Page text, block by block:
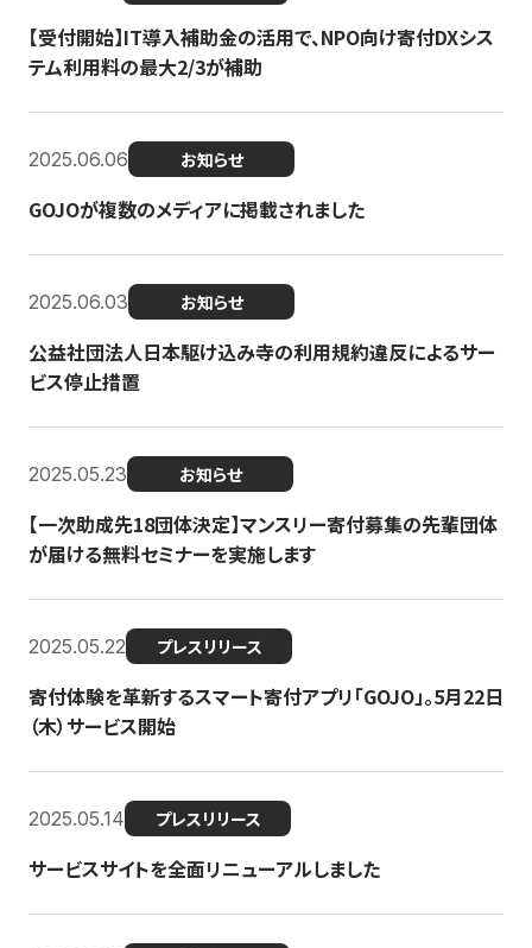
【受付開始】IT導入補助金の活用で、NPO向け寄付DXシス
テム利用料の最大2/3が補助
2025.06.06 お知らせ
GOJOが複数のメディアに掲載されました
2025.06.03 お知らせ
公益社団法人日本駆け込み寺の利用規約違反によるサー
ビス停止措置
2025.05.23 お知らせ
【一次助成先18団体決定】マンスリー寄付募集の先輩団体
が届ける無料セミナーを実施します
2025.05.22 プレスリリース
寄付体験を革新するスマート寄付アプリ「GOJO」。5月22日
（木）サービス開始
2025.05.14 プレスリリース
サービスサイトを全面リニューアルしました